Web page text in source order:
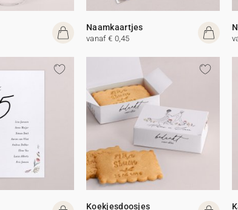
Naamkaartjes
vanaf € 0,45
Koekjesdoosjes